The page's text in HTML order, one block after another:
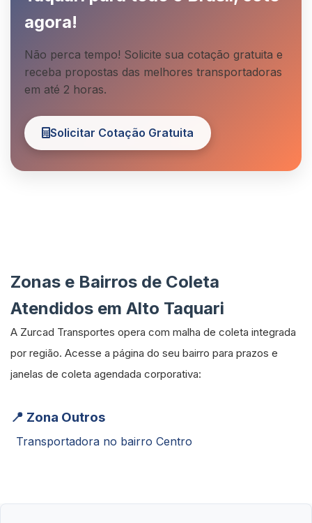
agora!
Não perca tempo! Solicite sua cotação gratuita e
receba propostas das melhores transportadoras
em até 2 horas.
Solicitar Cotação Gratuita
Zonas e Bairros de Coleta
Atendidos em Alto Taquari
A Zurcad Transportes opera com malha de coleta integrada
por região. Acesse a página do seu bairro para prazos e
janelas de coleta agendada corporativa:
📍 Zona Outros
Transportadora no bairro Centro